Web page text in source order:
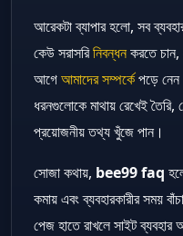
আরেকটা ব্যাপার হলো, সব
কেউ সরাসরিনিবন্ধনকরতে
আগেআমাদের সম্পর্কেপড়ে
ধরনগুলোকে মাথায় রেখেই
প্রয়োজনীয় তথ্য খুঁজে পান।
সোজা কথায়, bee99 faq
কমায় এবং ব্যবহারকারীর সময়
পেজ হাতে রাখলে সাইট